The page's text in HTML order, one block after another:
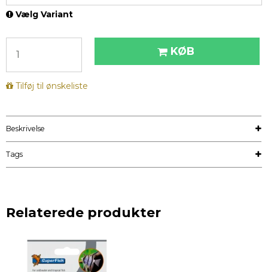
Vælg Variant
KØB
Tilføj til ønskeliste
Beskrivelse
Tags
Relaterede produkter